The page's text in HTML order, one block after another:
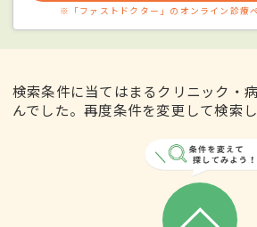
※「ファストドクター」のオンライン診療
検索条件に当てはまるクリニック・
んでした。再度条件を変更して検索し